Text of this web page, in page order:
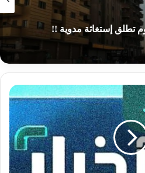
تطلق إستغاثة مدوية !!